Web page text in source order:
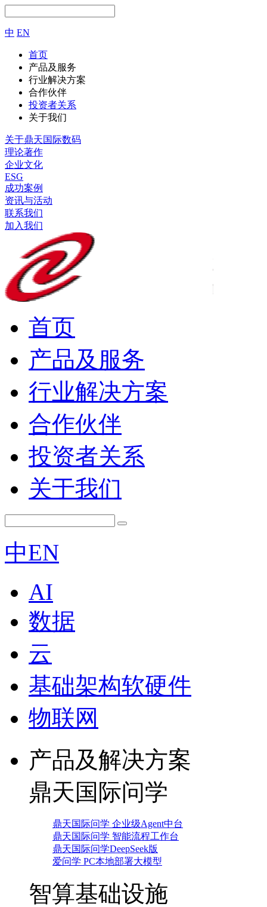
中 EN
首页
产品及服务
行业解决方案
合作伙伴
投资者关系
关于我们
关于鼎天国际数码
理论著作
企业文化
ESG
成功案例
资讯与活动
联系我们
加入我们
首页
产品及服务
行业解决方案
合作伙伴
投资者关系
关于我们
中EN
AI
数据
云
基础架构软硬件
物联网
产品及解决方案
鼎天国际问学
鼎天国际问学 企业级Agent中台
鼎天国际问学 智能流程工作台
鼎天国际问学DeepSeek版
爱问学 PC本地部署大模型
智算基础设施